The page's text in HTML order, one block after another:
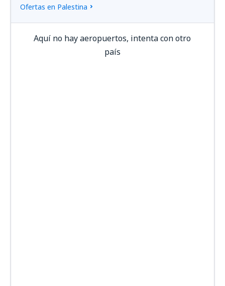
Ofertas en Palestina
Aquí no hay aeropuertos, intenta con otro
país